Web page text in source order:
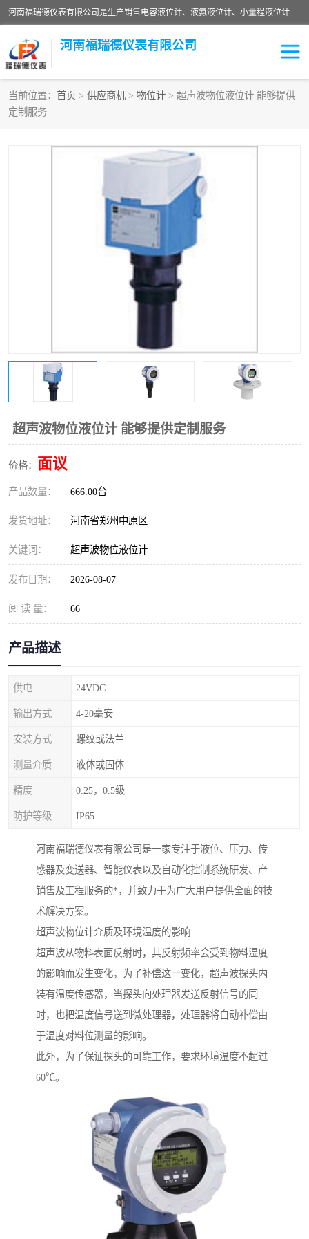
河南福瑞德仪表有限公司是生产销售电容液位计、液氨液位计、小量程液位计定制、智能锅炉水位计、液氮液位计等；并在产品开发、研制的过程中，吸取国内外仪器仪表的技术精华，建立了一支高、精、尖的科研开发队伍，使产品性能不断升级。
河南福瑞德仪表有限公司
当前位置： 首页 > 供应商机 > 物位计 > 超声波物位液位计 能够提供
定制服务
超声波物位液位计 能够提供定制服务
价格： 面议
产品数量： 666.00台
发货地址： 河南省郑州中原区
关键词： 超声波物位液位计
发布日期： 2026-08-07
阅 读 量： 66
产品描述
供电 24VDC
输出方式 4-20毫安
安装方式 螺纹或法兰
测量介质 液体或固体
精度 0.25，0.5级
防护等级 IP65
河南福瑞德仪表有限公司是一家专注于液位、压力、传
感器及变送器、智能仪表以及自动化控制系统研发、产
销售及工程服务的*，并致力于为广大用户提供全面的技
术解决方案。
超声波物位计介质及环境温度的影响
超声波从物料表面反射时，其反射频率会受到物料温度
的影响而发生变化，为了补偿这一变化，超声波探头内
装有温度传感器，当探头向处理器发送反射信号的同
时，也把温度信号送到微处理器，处理器将自动补偿由
于温度对料位测量的影响。
此外，为了保证探头的可靠工作，要求环境温度不超过
60℃。
液位计
流量传感器
液氮液位计
液位计传感器定制
物位计
测漏仪
智能锅炉水位计 电容液位计
流量仪表 加油站液位仪